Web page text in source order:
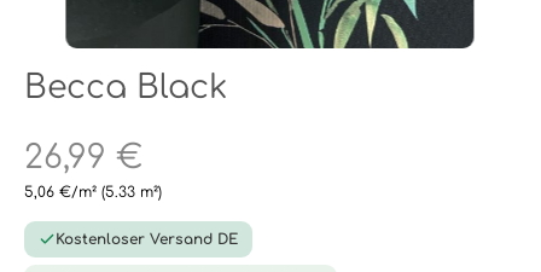
Becca Black
26,99 €
5,06 €/m² (5.33 m²)
Kostenloser Versand DE